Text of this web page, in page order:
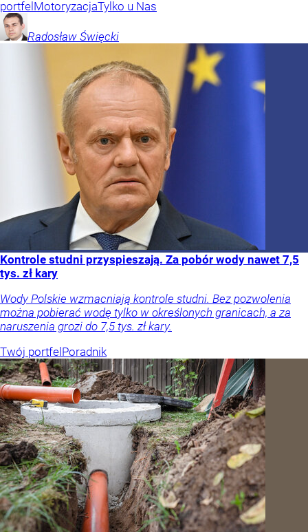
portfel MotoryzacjaTylko u Nas
Radosław Święcki
Kontrole studni przyspieszają. Za pobór wody nawet 7,5
tys. zł kary
Wody Polskie wzmacniają kontrole studni. Bez pozwolenia
można pobierać wodę tylko w określonych granicach, a za
naruszenia grozi do 7,5 tys. zł kary.
Twój portfel Poradnik